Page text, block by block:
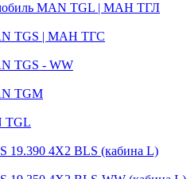
MAN TGL | MАН ТГЛ
TGS | МАН ТГС
TGS - WW
TGM
TGL
19.390 4X2 BLS (кабина L)